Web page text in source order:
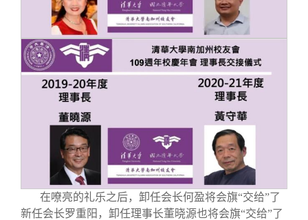
在嘹亮的礼乐之后，卸任会长何盈将会旗“交给”了
新任会长罗重阳，卸任理事长董晓源也将会旗“交给”了